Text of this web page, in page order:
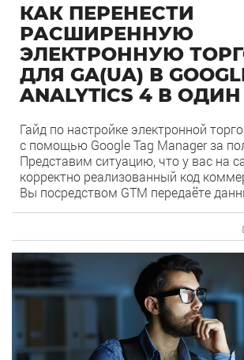
КАК ПЕРЕНЕСТИ
РАСШИРЕННУЮ
ЭЛЕКТРОННУЮ
ДЛЯ GA(UA) В
ANALYTICS 4 В
Гайд по настройке электронной
c помощью Google Tag Manager за
Представим ситуацию, что у вас на
корректно реализованный код
Вы посредством GTM передаёте
параллельно настроить торговлю в
мы изначально поступили? Было
разработчика: Ждём реализацию
реализацию ТЗ… Ждём реализацию
реализации. При необходимости
[…]